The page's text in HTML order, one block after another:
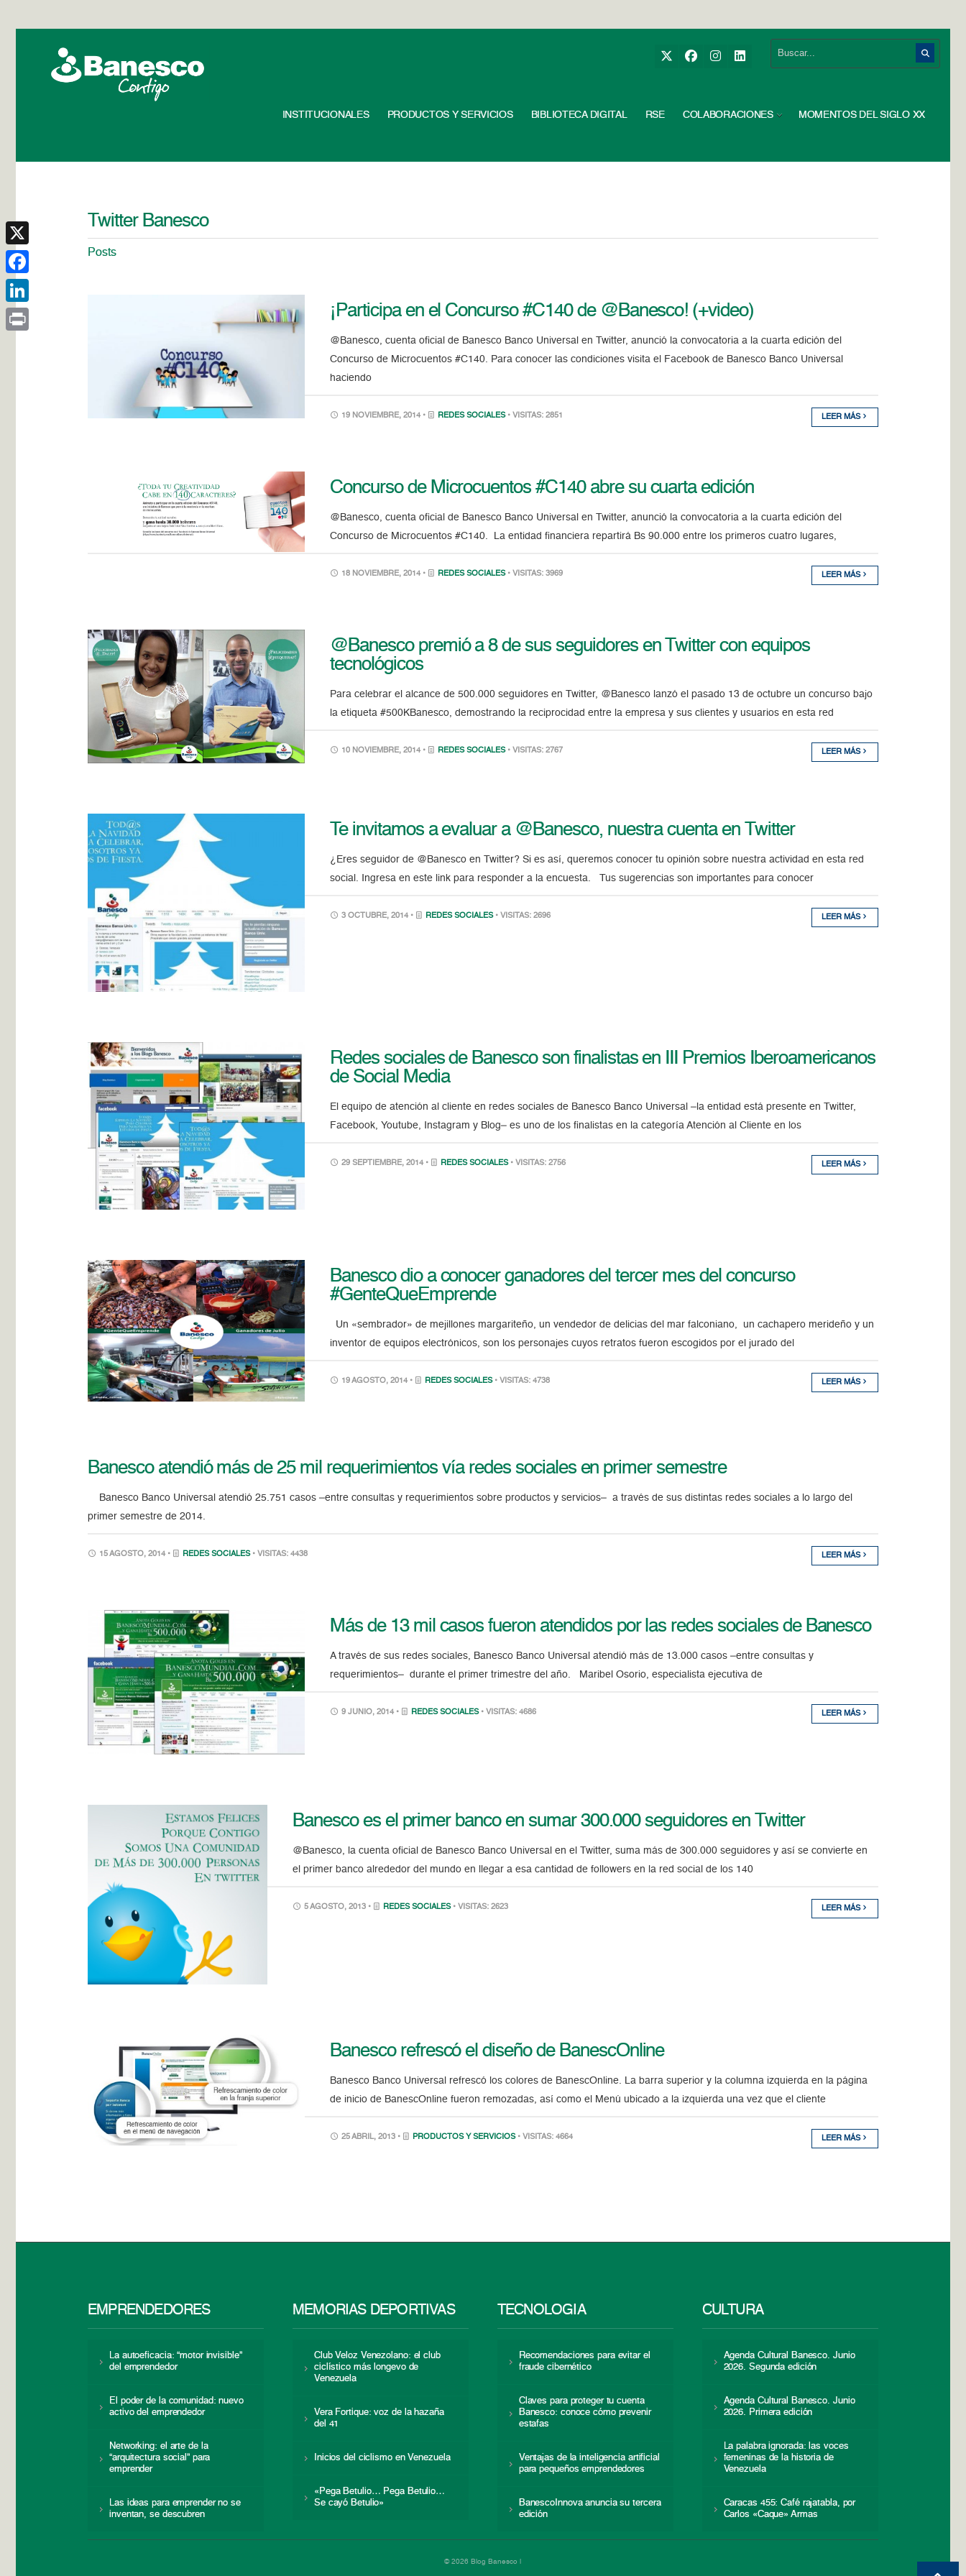
INSTITUCIONALES PRODUCTOS Y SERVICIOS BIBLIOTECA DIGITAL RSE COLABORACIONES MOMENTOS DEL SIGLO XX
Twitter Banesco
Posts
¡Participa en el Concurso #C140 de @Banesco! (+video)
@Banesco, cuenta oficial de Banesco Banco Universal en Twitter, anunció la convocatoria a la cuarta edición del
Concurso de Microcuentos #C140. Para conocer las condiciones visita el Facebook de Banesco Banco Universal
haciendo
19 NOVIEMBRE, 2014 • REDES SOCIALES • VISITAS: 2851 LEER MÁS
Concurso de Microcuentos #C140 abre su cuarta edición
@Banesco, cuenta oficial de Banesco Banco Universal en Twitter, anunció la convocatoria a la cuarta edición del
Concurso de Microcuentos #C140. La entidad financiera repartirá Bs 90.000 entre los primeros cuatro lugares,
18 NOVIEMBRE, 2014 • REDES SOCIALES • VISITAS: 3969 LEER MÁS
@Banesco premió a 8 de sus seguidores en Twitter con equipos
tecnológicos
Para celebrar el alcance de 500.000 seguidores en Twitter, @Banesco lanzó el pasado 13 de octubre un concurso bajo
la etiqueta #500KBanesco, demostrando la reciprocidad entre la empresa y sus clientes y usuarios en esta red
10 NOVIEMBRE, 2014 • REDES SOCIALES • VISITAS: 2767 LEER MÁS
Te invitamos a evaluar a @Banesco, nuestra cuenta en Twitter
¿Eres seguidor de @Banesco en Twitter? Si es así, queremos conocer tu opinión sobre nuestra actividad en esta red
social. Ingresa en este link para responder a la encuesta. Tus sugerencias son importantes para conocer
3 OCTUBRE, 2014 • REDES SOCIALES • VISITAS: 2696 LEER MÁS
Redes sociales de Banesco son finalistas en III Premios Iberoamericanos
de Social Media
El equipo de atención al cliente en redes sociales de Banesco Banco Universal –la entidad está presente en Twitter,
Facebook, Youtube, Instagram y Blog– es uno de los finalistas en la categoría Atención al Cliente en los
29 SEPTIEMBRE, 2014 • REDES SOCIALES • VISITAS: 2756 LEER MÁS
Banesco dio a conocer ganadores del tercer mes del concurso
#GenteQueEmprende
Un «sembrador» de mejillones margariteño, un vendedor de delicias del mar falconiano, un cachapero merideño y un
inventor de equipos electrónicos, son los personajes cuyos retratos fueron escogidos por el jurado del
19 AGOSTO, 2014 • REDES SOCIALES • VISITAS: 4738 LEER MÁS
Banesco atendió más de 25 mil requerimientos vía redes sociales en primer semestre
Banesco Banco Universal atendió 25.751 casos –entre consultas y requerimientos sobre productos y servicios– a través de sus distintas redes sociales a lo largo del
primer semestre de 2014.
15 AGOSTO, 2014 • REDES SOCIALES • VISITAS: 4438 LEER MÁS
Más de 13 mil casos fueron atendidos por las redes sociales de Banesco
A través de sus redes sociales, Banesco Banco Universal atendió más de 13.000 casos –entre consultas y
requerimientos– durante el primer trimestre del año. Maribel Osorio, especialista ejecutiva de
9 JUNIO, 2014 • REDES SOCIALES • VISITAS: 4686 LEER MÁS
Banesco es el primer banco en sumar 300.000 seguidores en Twitter
@Banesco, la cuenta oficial de Banesco Banco Universal en el Twitter, suma más de 300.000 seguidores y así se convierte en
el primer banco alrededor del mundo en llegar a esa cantidad de followers en la red social de los 140
5 AGOSTO, 2013 • REDES SOCIALES • VISITAS: 2623 LEER MÁS
Banesco refrescó el diseño de BanescOnline
Banesco Banco Universal refrescó los colores de BanescOnline. La barra superior y la columna izquierda en la página
de inicio de BanescOnline fueron remozadas, así como el Menú ubicado a la izquierda una vez que el cliente
25 ABRIL, 2013 • PRODUCTOS Y SERVICIOS • VISITAS: 4664 LEER MÁS
EMPRENDEDORES
La autoeficacia: “motor invisible”
del emprendedor
El poder de la comunidad: nuevo
activo del emprendedor
Networking: el arte de la
“arquitectura social” para
emprender
Las ideas para emprender no se
inventan, se descubren
MEMORIAS DEPORTIVAS
Club Veloz Venezolano: el club
ciclístico más longevo de
Venezuela
Vera Fortique: voz de la hazaña
del 41
Inicios del ciclismo en Venezuela
«Pega Betulio… Pega Betulio…
Se cayó Betulio»
TECNOLOGÍA
Recomendaciones para evitar el
fraude cibernético
Claves para proteger tu cuenta
Banesco: conoce cómo prevenir
estafas
Ventajas de la inteligencia artificial
para pequeños emprendedores
BanescoInnova anuncia su tercera
edición
CULTURA
Agenda Cultural Banesco. Junio
2026. Segunda edición
Agenda Cultural Banesco. Junio
2026. Primera edición
La palabra ignorada: las voces
femeninas de la historia de
Venezuela
Caracas 455: Café rajatabla, por
Carlos «Caque» Armas
© 2026 Blog Banesco |
X
Facebook
LinkedIn